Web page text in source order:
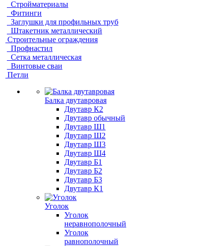
Стройматериалы
Фитинги
Заглушки для профильных труб
Штакетник металлический
Строительные ограждения
Профнастил
Сетка металлическая
Винтовые сваи
Петли
Балка двутавровая
Двутавр К2
Двутавр обычный
Двутавр Ш1
Двутавр Ш2
Двутавр Ш3
Двутавр Ш4
Двутавр Б1
Двутавр Б2
Двутавр Б3
Двутавр К1
Уголок
Уголок
неравнополочный
Уголок
равнополочный